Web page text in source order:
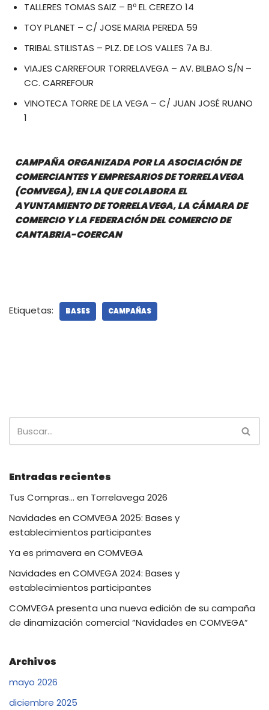
TALLERES TOMAS SAIZ – Bº EL CEREZO 14
TOY PLANET – C/ JOSE MARIA PEREDA 59
TRIBAL STILISTAS – PLZ. DE LOS VALLES 7A BJ.
VIAJES CARREFOUR TORRELAVEGA – AV. BILBAO S/N –
CC. CARREFOUR
VINOTECA TORRE DE LA VEGA – C/ JUAN JOSÉ RUANO
1
CAMPAÑA ORGANIZADA POR LA ASOCIACIÓN DE
COMERCIANTES Y EMPRESARIOS DE TORRELAVEGA
(COMVEGA), EN LA QUE COLABORA EL
AYUNTAMIENTO DE TORRELAVEGA, LA CÁMARA DE
COMERCIO Y LA FEDERACIÓN DEL COMERCIO DE
CANTABRIA-COERCAN
Etiquetas: BASES CAMPAÑAS
Entradas recientes
Tus Compras… en Torrelavega 2026
Navidades en COMVEGA 2025: Bases y
establecimientos participantes
Ya es primavera en COMVEGA
Navidades en COMVEGA 2024: Bases y
establecimientos participantes
COMVEGA presenta una nueva edición de su campaña
de dinamización comercial “Navidades en COMVEGA”
Archivos
mayo 2026
diciembre 2025